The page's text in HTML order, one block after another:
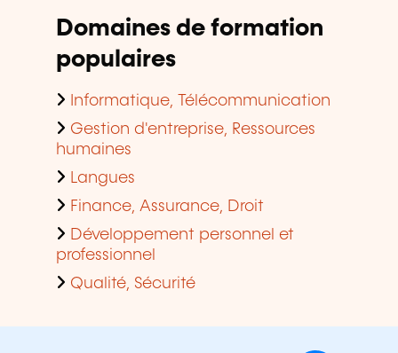
Domaines de formation
populaires
Informatique, Télécommunication
Gestion d'entreprise, Ressources
humaines
Langues
Finance, Assurance, Droit
Développement personnel et
professionnel
Qualité, Sécurité